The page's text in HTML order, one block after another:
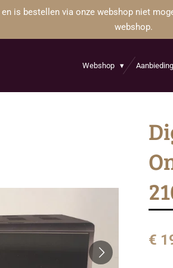
is bestellen via onze webshop niet
webshop.
Webshop
€